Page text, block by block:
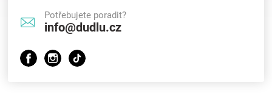
Potřebujete poradit?
info@dudlu.cz